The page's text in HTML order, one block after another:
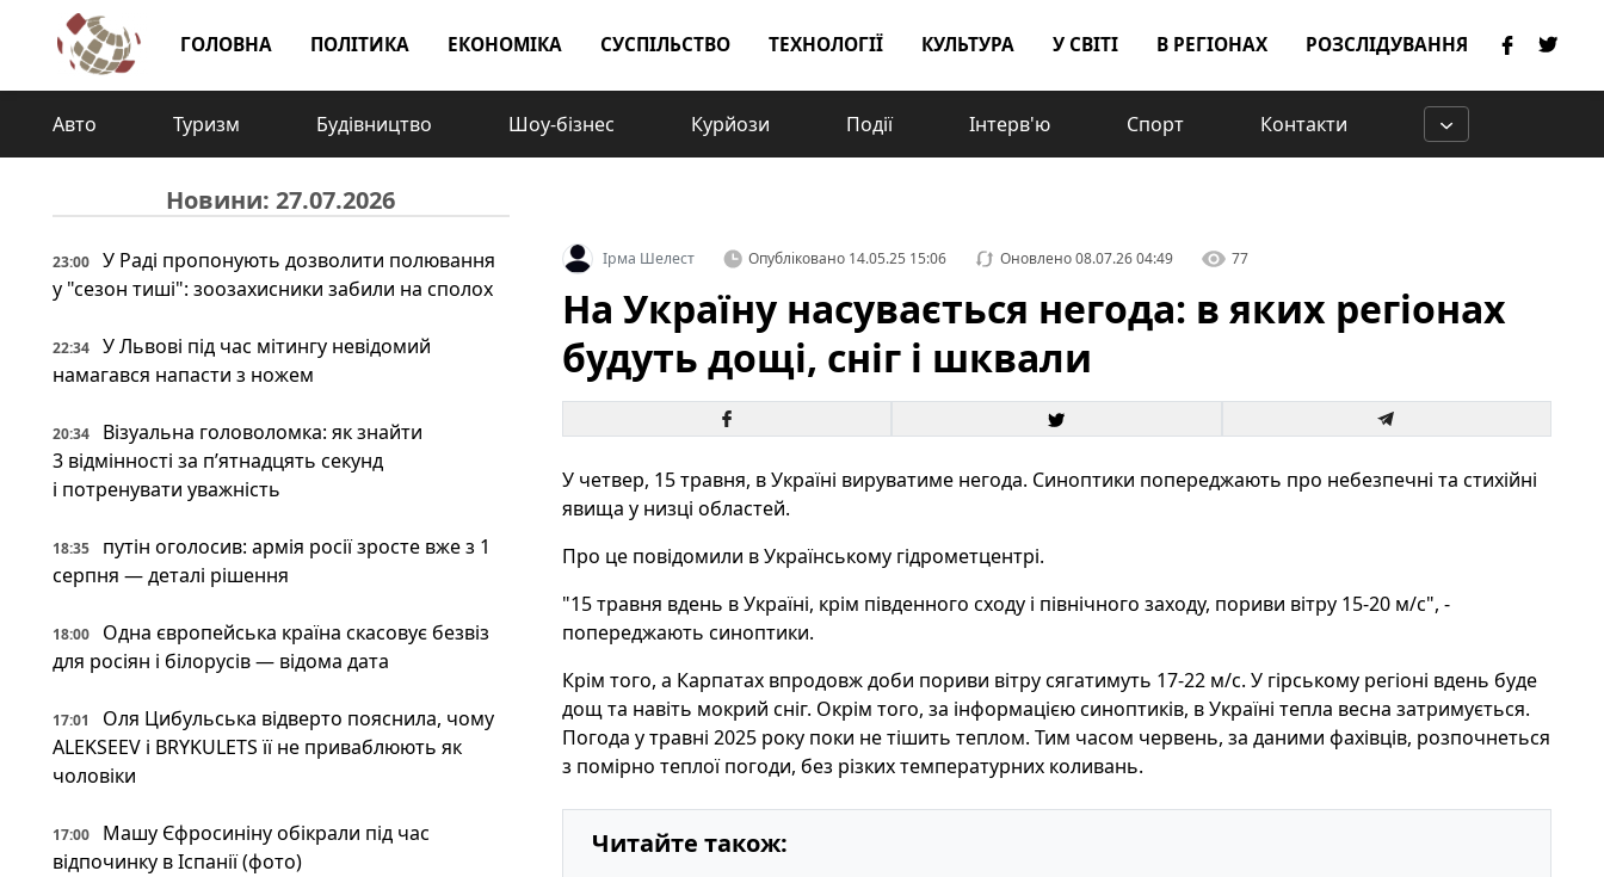
ГОЛОВНА ПОЛІТИКА ЕКОНОМІКА СУСПІЛЬСТВО ТЕХНОЛОГІЇ КУЛЬТУРА У СВІТІ В РЕГІОНАХ РОЗСЛІДУВАННЯ
Авто Туризм Будівництво Шоу-бізнес Курйози Події Інтерв'ю Спорт Контакти
Новини: 27.07.2026
23:00
У Раді пропонують дозволити полювання
у "сезон тиші": зоозахисники забили на сполох
22:34
У Львові під час мітингу невідомий
намагався напасти з ножем
20:34
Візуальна головоломка: як знайти
3 відмінності за п’ятнадцять секунд
і потренувати уважність
18:35
путін оголосив: армія росії зросте вже з 1
серпня — деталі рішення
18:00
Одна європейська країна скасовує безвіз
для росіян і білорусів — відома дата
17:01
Оля Цибульська відверто пояснила, чому
ALEKSEEV і BRYKULETS її не приваблюють як
чоловіки
17:00
Машу Єфросиніну обікрали під час
відпочинку в Іспанії (фото)
Ірма Шелест Опубліковано14.05.25 15:06 Оновлено08.07.26 04:49 77
На Україну насувається негода: в яких регіонах
будуть дощі, сніг і шквали
У четвер, 15 травня, в Україні вируватиме негода. Синоптики попереджають про небезпечні та стихійні
явища у низці областей.
Про це повідомили в Українському гідрометцентрі.
"15 травня вдень в Україні, крім південного сходу і північного заходу, пориви вітру 15-20 м/с", -
попереджають синоптики.
Крім того, а Карпатах впродовж доби пориви вітру сягатимуть 17-22 м/с. У гірському регіоні вдень буде
дощ та навіть мокрий сніг. Окрім того, за інформацією синоптиків, в Україні тепла весна затримується.
Погода у травні 2025 року поки не тішить теплом. Тим часом червень, за даними фахівців, розпочнеться
з помірно теплої погоди, без різких температурних коливань.
Читайте також: